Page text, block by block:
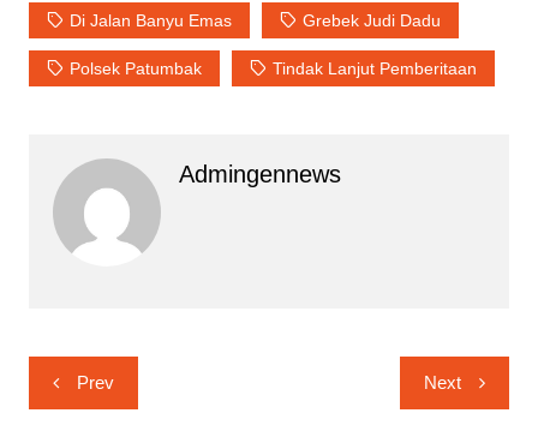
Di Jalan Banyu Emas Grebek Judi Dadu
Polsek Patumbak Tindak Lanjut Pemberitaan
Admingennews
Navigasi
pos
Prev Next